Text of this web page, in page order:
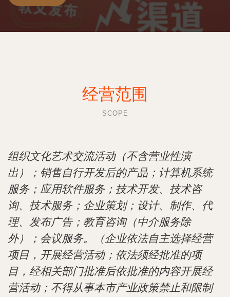
经营范围
SCOPE
组织文化艺术交流活动（不含营业性演
出）；销售自行开发后的产品；计算机系统
服务；应用软件服务；技术开发、技术咨
询、技术服务；企业策划；设计、制作、代
理、发布广告；教育咨询（中介服务除
外）；会议服务。（企业依法自主选择经营
项目，开展经营活动；依法须经批准的项
目，经相关部门批准后依批准的内容开展经
营活动；不得从事本市产业政策禁止和限制